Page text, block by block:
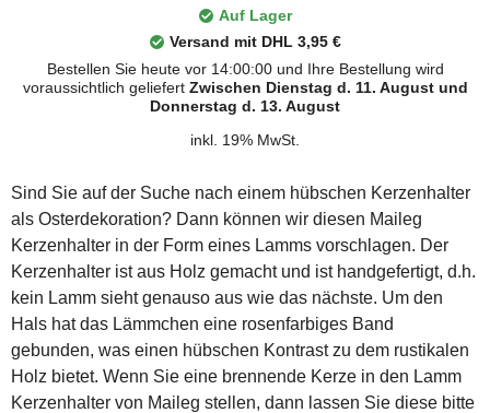
Auf Lager
Versand mit DHL 3,95 €
Bestellen Sie heute vor 14:00:00 und Ihre Bestellung wird
voraussichtlich geliefert Zwischen Dienstag d. 11. August und
Donnerstag d. 13. August
inkl. 19% MwSt.
Sind Sie auf der Suche nach einem hübschen Kerzenhalter
als Osterdekoration? Dann können wir diesen Maileg
Kerzenhalter in der Form eines Lamms vorschlagen. Der
Kerzenhalter ist aus Holz gemacht und ist handgefertigt, d.h.
kein Lamm sieht genauso aus wie das nächste. Um den
Hals hat das Lämmchen eine rosenfarbiges Band
gebunden, was einen hübschen Kontrast zu dem rustikalen
Holz bietet. Wenn Sie eine brennende Kerze in den Lamm
Kerzenhalter von Maileg stellen, dann lassen Sie diese bitte